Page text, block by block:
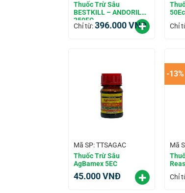
Thuốc Trừ Sâu
BESTKILL – ANDORIL
250EC
Chỉ từ:396.000VNĐ
50Ec
Chỉ
Mã SP: TTSAGAC
Thuốc Trừ Sâu
AgBamex 5EC
45.000VNĐ
-13%
Mã
Chỉ